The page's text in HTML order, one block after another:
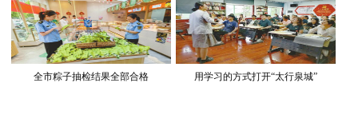
全市粽子抽检结果全部合格 用学习的方式打开“太行泉城”